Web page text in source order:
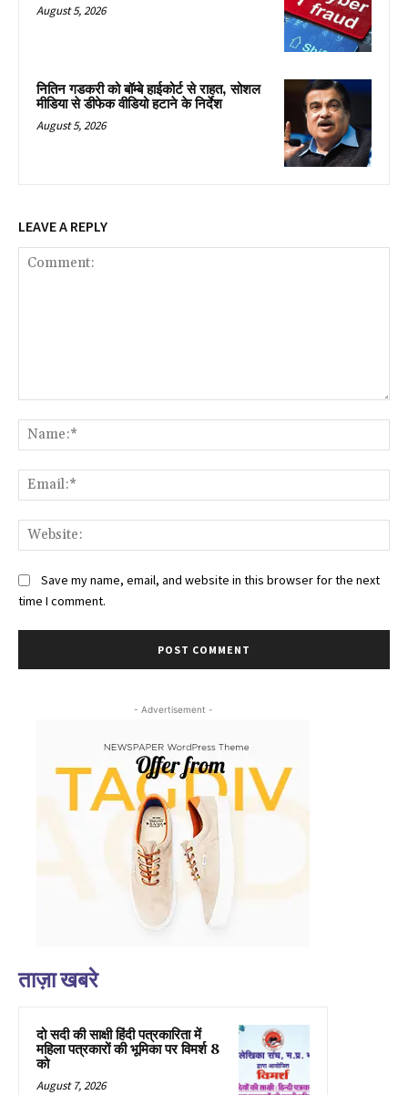
August 5, 2026
नितिन गडकरी को बॉम्बे हाईकोर्ट से राहत, सोशल
मीडिया से डीफेक वीडियो हटाने के निर्देश
August 5, 2026
LEAVE A REPLY
Save my name, email, and website in this browser for the next
time I comment.
- Advertisement -
ताज़ा खबरे
दो सदी की साक्षी हिंदी पत्रकारिता में
महिला पत्रकारों की भूमिका पर विमर्श 8
को
August 7, 2026